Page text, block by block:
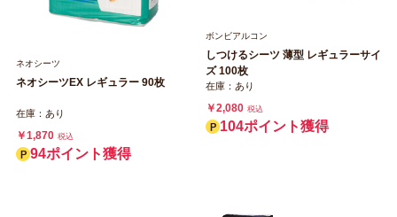
ネオシーツ
ネオシーツEX レギュラー 90枚
在庫：あり
￥1,870 税込
94ポイント獲得
ボンビアルコン
しつけるシーツ 薄型 レギュラーサイ
ズ 100枚
在庫：あり
￥2,080 税込
104ポイント獲得